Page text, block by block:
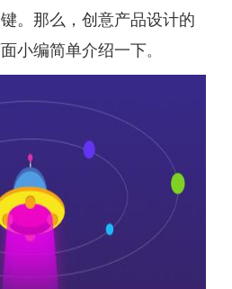
。那么，创意产品设计的
小编简单介绍一下。